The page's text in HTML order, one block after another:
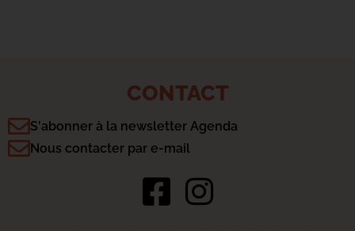
CONTACT
S'abonner à la newsletter Agenda
Nous contacter par e-mail